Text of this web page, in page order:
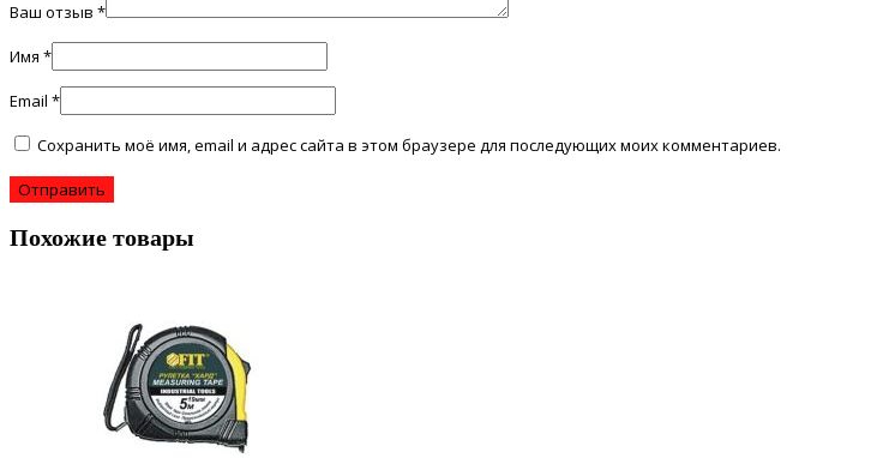
Ваш отзыв *
Имя *
Email *
Сохранить моё имя, email и адрес сайта в этом браузере для последующих моих комментариев.
Похожие товары